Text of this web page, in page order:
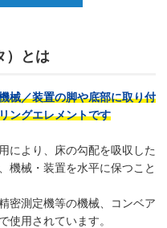
）とは
械／装置の脚や底部に取り付
ングエレメントです
により、床の勾配を吸収した
機械・装置を水平に保つこと
密測定機等の機械、コンベア
使用されています。